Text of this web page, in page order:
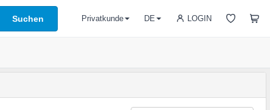
Suchen LOGIN
Privatkunde DE